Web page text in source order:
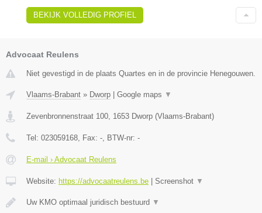
BEKIJK VOLLEDIG PROFIEL
Advocaat Reulens
Niet gevestigd in de plaats Quartes en in de provincie Henegouwen.
Vlaams-Brabant » Dworp Google maps ▼
Zevenbronnenstraat 100 1653 Dworp (Vlaams-Brabant)
Tel: 023059168 , Fax: - , BTW-nr: -
E-mail › Advocaat Reulens
Website: https://advocaatreulens.be Screenshot ▼
Uw KMO optimaal juridisch bestuurd ▼